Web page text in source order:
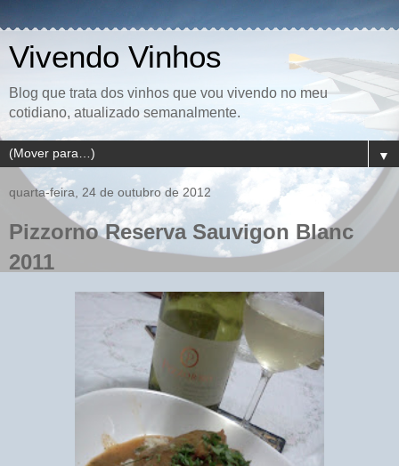
Vivendo Vinhos
Blog que trata dos vinhos que vou vivendo no meu
cotidiano, atualizado semanalmente.
▼
quarta-feira, 24 de outubro de 2012
Pizzorno Reserva Sauvigon Blanc
2011